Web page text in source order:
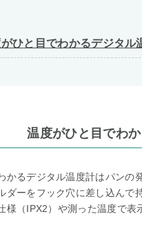
ひと目でわかるデジタル
温度がひと目でわ
かるデジタル温度計はパンの
ダーをフック穴に差し込んで
様（IPX2）や測った温度で